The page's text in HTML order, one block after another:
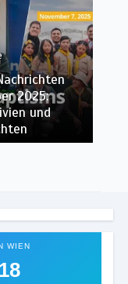
2025: Radio
WIEN